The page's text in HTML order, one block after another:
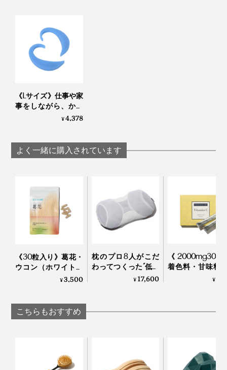
《Lサイズ》仕事や家
事をしながら、かけ
るだけで耳ツボを刺
¥4,378
よく一緒に購入されています
《30粒入り》葛花・
ウコン（ホワイトク
ルクミン）・すっぽ
ト｜葛花
¥3,500
枕のプロ8人がこだ
わってつくった“低め
3センチ”の究極の枕
¥17,600
《2000mg30
着色料・甘味料
ー、高純度
¥
こちらもおすすめ